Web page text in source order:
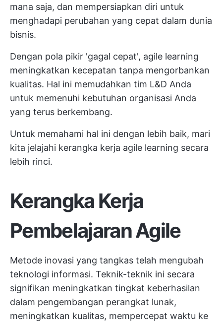
mana saja, dan mempersiapkan diri untuk
menghadapi perubahan yang cepat dalam dunia
bisnis.
Dengan pola pikir 'gagal cepat', agile learning
meningkatkan kecepatan tanpa mengorbankan
kualitas. Hal ini memudahkan tim L&D Anda
untuk memenuhi kebutuhan organisasi Anda
yang terus berkembang.
Untuk memahami hal ini dengan lebih baik, mari
kita jelajahi kerangka kerja agile learning secara
lebih rinci.
Kerangka Kerja
Pembelajaran Agile
Metode inovasi yang tangkas telah mengubah
teknologi informasi. Teknik-teknik ini secara
signifikan meningkatkan tingkat keberhasilan
dalam pengembangan perangkat lunak,
meningkatkan kualitas, mempercepat waktu ke